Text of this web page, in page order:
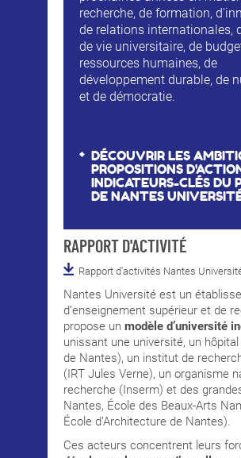
recherche, de formation,
de relations internationales,
de vie universitaire, de
ressources humaines, de
développement durable, de
et de démocratie.
DÉCOUVRIR LES
PROPOSITIONS
INDICATEURS-CLÉS DU
DE NANTES
RAPPORT D'ACTIVITÉ
Rapport d'activités Nantes
Nantes Université est un
d’enseignement supérieur et de
propose un modèle d’université
unissant une université, un
de Nantes), un institut de
(IRT Jules Verne), un organisme
recherche (Inserm) et des
Nantes, École des Beaux-Arts
École d’Architecture de Nantes).
Ces acteurs concentrent leurs